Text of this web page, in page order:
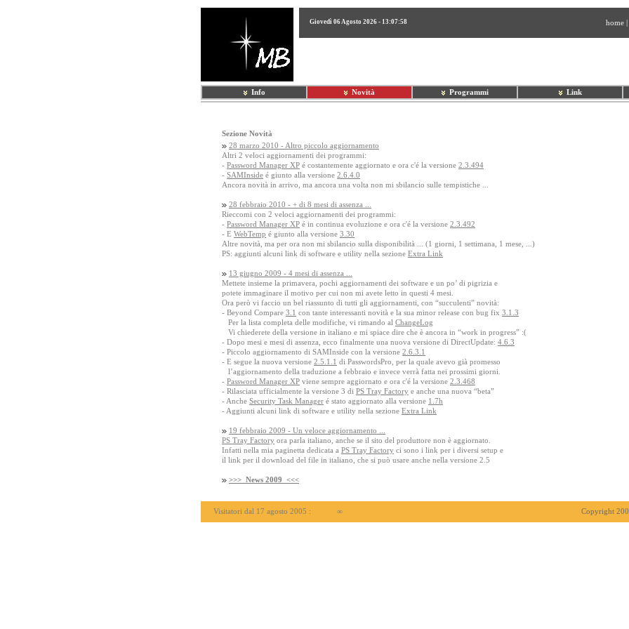
Giovedì 06 Agosto 2026 - 13:07:58 home |
Info Novità Programmi Link
Sezione Novità
28 marzo 2010 - Altro piccolo aggiornamento
Altri 2 veloci aggiornamenti dei programmi:
- Password Manager XP é costantemente aggiornato e ora c'é la versione 2.3.494
- SAMInside é giunto alla versione 2.6.4.0
Ancora novità in arrivo, ma ancora una volta non mi sbilancio sulle tempistiche ...
28 febbraio 2010 - + di 8 mesi di assenza ...
Rieccomi con 2 veloci aggiornamenti dei programmi:
- Password Manager XP é in continua evoluzione e ora c'é la versione 2.3.492
- E WebTemp é giunto alla versione 3.30
Altre novità, ma per ora non mi sbilancio sulla disponibilità ... (1 giorni, 1 settimana, 1 mese, ...)
PS: aggiunti alcuni link di software e utility nella sezione Extra Link
13 giugno 2009 - 4 mesi di assenza ...
Mettete insieme la primavera, pochi aggiornamenti dei software e un po’ di pigrizia e
potete immaginare il motivo per cui non mi avete letto in questi 4 mesi.
Ora però vi faccio un bel riassunto di tutti gli aggiornamenti, con “succulenti” novità:
- Beyond Compare 3.1 con tante interessanti novità e la sua minor release con bug fix 3.1.3
Per la lista completa delle modifiche, vi rimando al ChangeLog
Vi chiederete della versione in italiano e mi spiace dire che è ancora in “work in progress” :(
- Dopo mesi e mesi di assenza, ecco finalmente una nuova versione di DirectUpdate: 4.6.3
- Piccolo aggiornamento di SAMInside con la versione 2.6.3.1
- E segue la nuova versione 2.5.1.1 di PasswordsPro, per la quale avevo già promesso
l’aggiornamento della traduzione a febbraio e invece verrà fatta nei prossimi giorni.
- Password Manager XP viene sempre aggiornato e ora c'é la versione 2.3.468
- Rilasciata ufficialmente la versione 3 di PS Tray Factory e anche una nuova “beta”
- Anche Security Task Manager é stato aggiornato alla versione 1.7h
- Aggiunti alcuni link di software e utility nella sezione Extra Link
19 febbraio 2009 - Un veloce aggiornamento ...
PS Tray Factory ora parla italiano, anche se il sito del produttore non è aggiornato.
Infatti nella mia paginetta dedicata a PS Tray Factory ci sono i link per i diversi setup e
il link per il download del file in italiano, che si può usare anche nella versione 2.5
>>> News 2009 <<<
Visitatori dal 17 agosto 2005 : ∞ Copyright